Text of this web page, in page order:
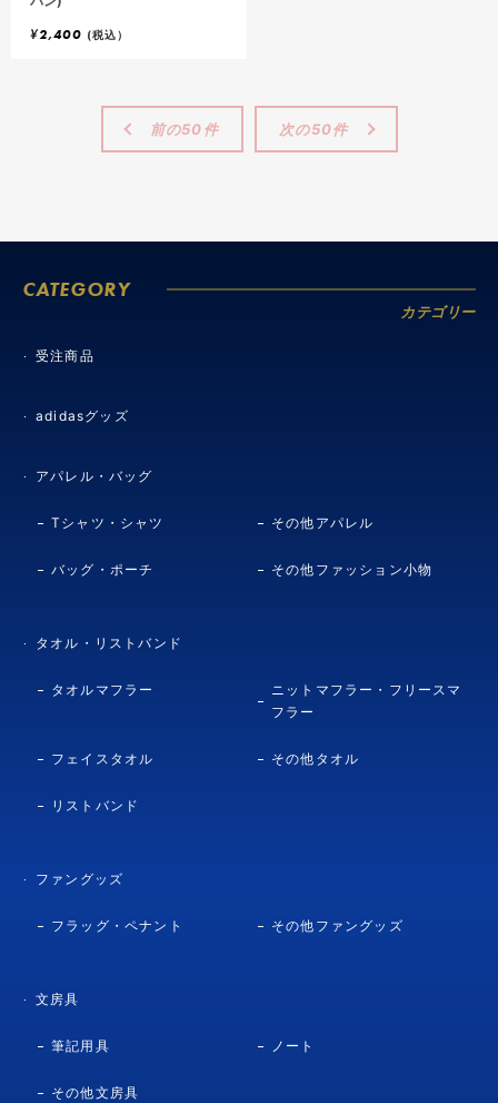
¥2,400 (税込）
前の50件 次の50件
CATEGORY
カテゴリー
受注商品
adidasグッズ
アパレル・バッグ
Tシャツ・シャツ その他アパレル
バッグ・ポーチ その他ファッション小物
タオル・リストバンド
タオルマフラー
ニットマフラー・フリースマ
フラー
フェイスタオル その他タオル
リストバンド
ファングッズ
フラッグ・ペナント その他ファングッズ
文房具
筆記用具 ノート
その他文房具